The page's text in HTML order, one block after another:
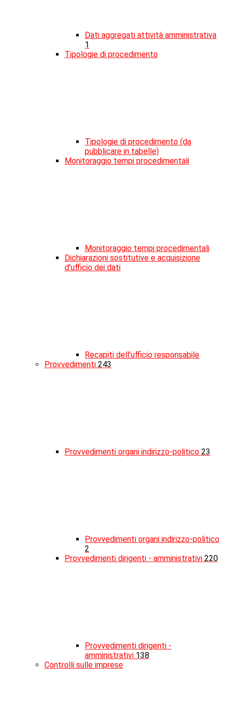
Dati aggregati attività amministrativa
1
Tipologie di procedimento
Tipologie di procedimento (da
pubblicare in tabelle)
Monitoraggio tempi procedimentali
Monitoraggio tempi procedimentali
Dichiarazioni sostitutive e acquisizione
d'ufficio dei dati
Recapiti dell'ufficio responsabile
Provvedimenti 243
Provvedimenti organi indirizzo-politico 23
Provvedimenti organi indirizzo-politico
2
Provvedimenti dirigenti - amministrativi 220
Provvedimenti dirigenti -
amministrativi 138
Controlli sulle imprese